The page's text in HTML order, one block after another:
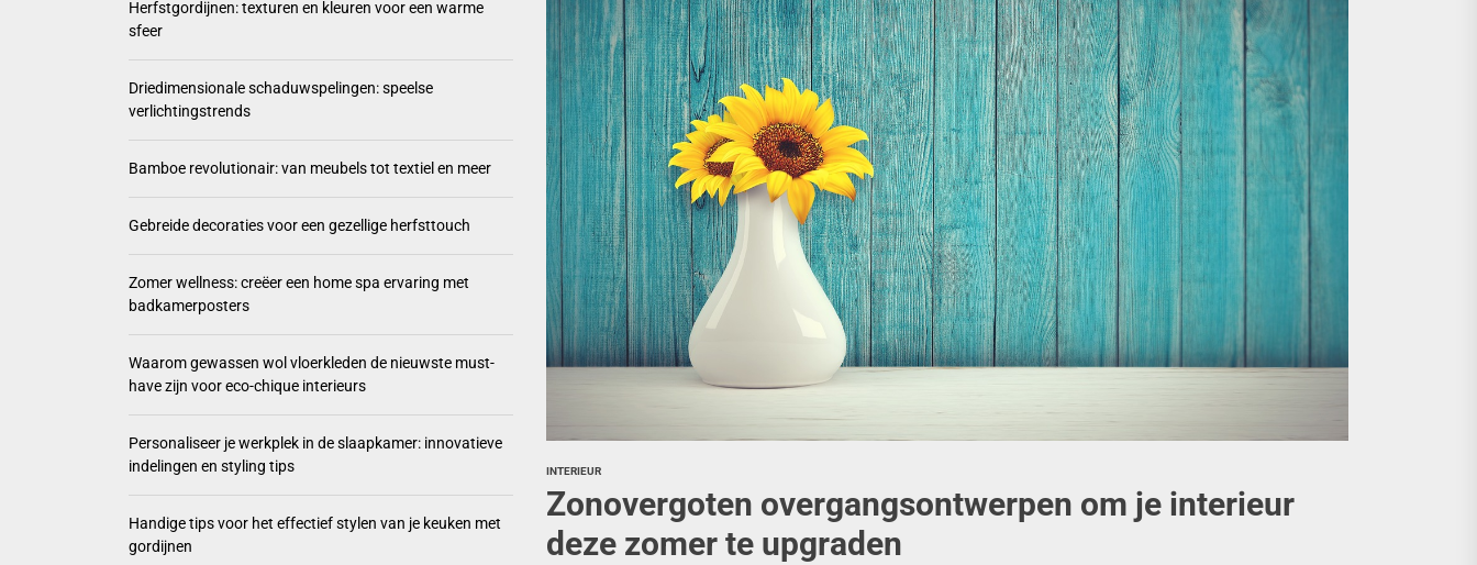
Driedimensionale schaduwspelingen: speelse verlichtingstrends
Bamboe revolutionair: van meubels tot textiel en meer
Gebreide decoraties voor een gezellige herfsttouch
Zomer wellness: creëer een home spa ervaring met badkamerposters
INTERIEUR
Zonovergoten overgangsontwerpen om je interieur
deze zomer te upgraden
Herfstgordijnen: texturen en kleuren voor een warme
sfeer
Driedimensionale schaduwspelingen: speelse
verlichtingstrends
Bamboe revolutionair: van meubels tot textiel en meer
Gebreide decoraties voor een gezellige herfsttouch
Zomer wellness: creëer een home spa ervaring met
badkamerposters
Waarom gewassen wol vloerkleden de nieuwste must-
have zijn voor eco-chique interieurs
Personaliseer je werkplek in de slaapkamer: innovatieve
indelingen en styling tips
Handige tips voor het effectief stylen van je keuken met
gordijnen